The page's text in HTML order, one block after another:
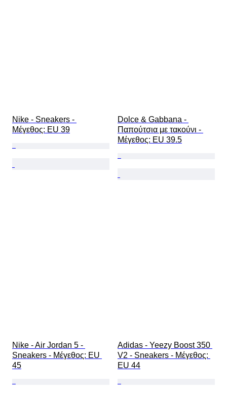
Nike - Sneakers -
Mέγεθος: EU 39
Dolce & Gabbana -
Παπούτσια με τακούνι -
Mέγεθος: EU 39.5
Nike - Air Jordan 5 -
Sneakers - Mέγεθος: EU
45
Adidas - Yeezy Boost 350
V2 - Sneakers - Mέγεθος:
EU 44